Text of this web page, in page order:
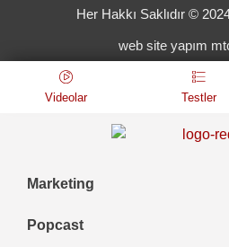
Her Hakkı Saklıdır ©
web site yapım
Videolar Testler
Marketing
Popcast